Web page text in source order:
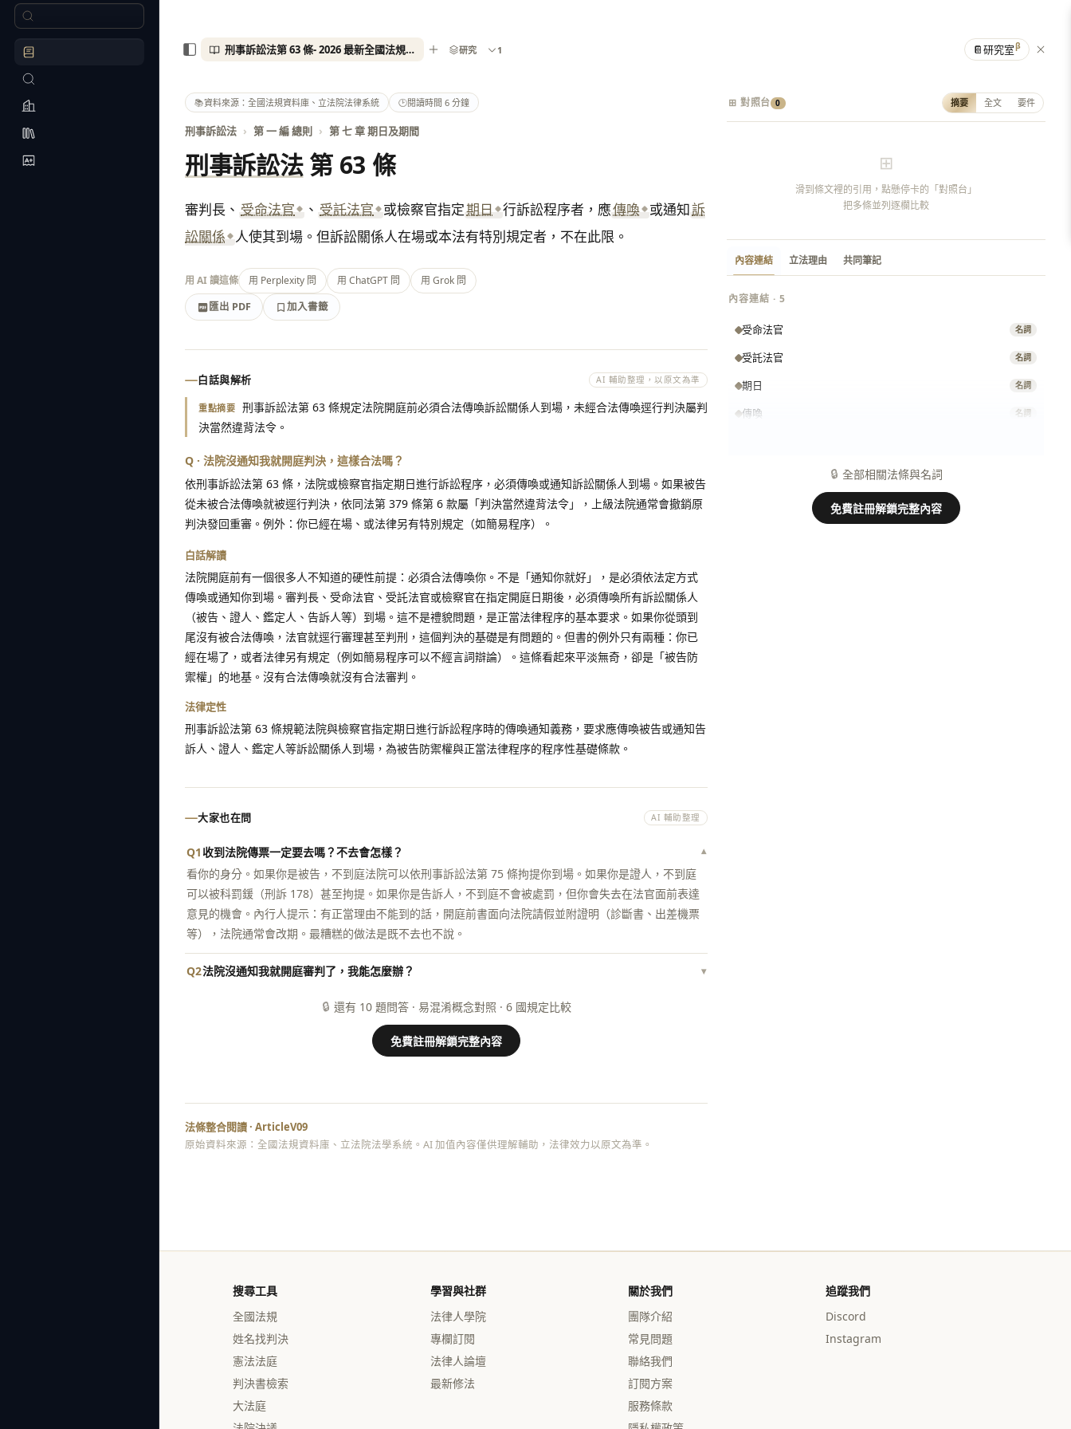
📚資料來源：全國法規資料庫、立法院法律系統 🕑閱讀時間 6 分鐘
刑事訴訟法 › 第 一 編 總則 › 第 七 章 期日及期間
刑事訴訟法第 63 條
審判長、 受命法官 、 受託法官 或檢察官指定期日 行訴訟程序者，應傳喚 或通知訴
訟關係
人使其到場。但訴訟關係人在場或本法有特別規定者，不在此限。
用 AI 讀這條 用 Perplexity 問 用 ChatGPT 問
用 Grok 問
匯出 PDF
加入書籤
匯出 PDF
加入書籤
白話與解析 AI 輔助整理，以原文為準
重點摘要 刑事訴訟法第 63 條規定法院開庭前必須合法傳喚訴訟關係人到場，未經合法傳喚逕行判決屬判
決當然違背法令。
Q · 法院沒通知我就開庭判決，這樣合法嗎？
依刑事訴訟法第 63 條，法院或檢察官指定期日進行訴訟程序，必須傳喚或通知訴訟關係人到場。如果被告
從未被合法傳喚就被逕行判決，依同法第 379 條第 6 款屬「判決當然違背法令」，上級法院通常會撤銷原
判決發回重審。例外：你已經在場、或法律另有特別規定（如簡易程序）。
白話解讀
法院開庭前有一個很多人不知道的硬性前提：必須合法傳喚你。不是「通知你就好」，是必須依法定方式
傳喚或通知你到場。審判長、受命法官、受託法官或檢察官在指定開庭日期後，必須傳喚所有訴訟關係人
（被告、證人、鑑定人、告訴人等）到場。這不是禮貌問題，是正當法律程序的基本要求。如果你從頭到
尾沒有被合法傳喚，法官就逕行審理甚至判刑，這個判決的基礎是有問題的。但書的例外只有兩種：你已
經在場了，或者法律另有規定（例如簡易程序可以不經言詞辯論）。這條看起來平淡無奇，卻是「被告防
禦權」的地基。沒有合法傳喚就沒有合法審判。
法律定性
刑事訴訟法第 63 條規範法院與檢察官指定期日進行訴訟程序時的傳喚通知義務，要求應傳喚被告或通知告
訴人、證人、鑑定人等訴訟關係人到場，為被告防禦權與正當法律程序的程序性基礎條款。
大家也在問 AI 輔助整理
Q1 收到法院傳票一定要去嗎？不去會怎樣？ ▾
看你的身分。如果你是被告，不到庭法院可以依刑事訴訟法第 75 條拘提你到場。如果你是證人，不到庭
可以被科罰鍰（刑訴 178）甚至拘提。如果你是告訴人，不到庭不會被處罰，但你會失去在法官面前表達
意見的機會。內行人提示：有正當理由不能到的話，開庭前書面向法院請假並附證明（診斷書、出差機票
等），法院通常會改期。最糟糕的做法是既不去也不說。
Q2法院沒通知我就開庭審判了，我能怎麼辦？ ▾
🔒 還有 10 題問答 · 易混淆概念對照 · 6 國規定比較
免費註冊解鎖完整內容
法條整合閱讀 · ArticleV09
原始資料來源：全國法規資料庫、立法院法學系統。AI 加值內容僅供理解輔助，法律效力以原文為準。
⊞ 對照台 0 摘要 全文 要件
⊞
滑到條文裡的引用，點懸停卡的「對照台」
把多條並列逐欄比較
內容連結 立法理由 共同筆記
內容連結 · 5
受命法官 名詞
受託法官 名詞
期日 名詞
傳喚 名詞
🔒 全部相關法條與名詞
免費註冊解鎖完整內容
搜尋工具
全國法規
姓名找判決
憲法法庭
判決書檢索
大法庭
學習與社群
法律人學院
專欄訂閱
法律人論壇
最新修法
關於我們
團隊介紹
常見問題
聯絡我們
訂閱方案
服務條款
追蹤我們
Discord
Instagram
刑事訴訟法第 63 條- 2026 最新全國法規資料庫 研究 1 📔研究室β